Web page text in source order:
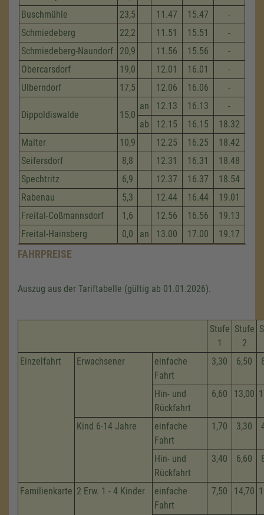
Buschmühle
23,5 11.47 15.47
-
Schmiedeberg
22,2 11.51 15.51
-
Schmiedeberg-Naundorf
20,9 11.56 15.56
-
Obercarsdorf
19,0 12.01 16.01
-
Ulberndorf
17,5 12.06 16.06 -
Dippoldiswalde 15,0
an 12.13 16.13
-
ab
12.15 16.15
18.32
Malter
10,9 12.25 16.25
18.42
Seifersdorf
8,8 12.31 16.31
18.48
Spechtritz
6,9 12.37 16.37
18.54
Rabenau
5,3 12.44 16.44
19.01
Freital-Coßmannsdorf
1,6 12.56 16.56
19.13
Freital-Hainsberg
0,0 an 13.00 17.00 19.17
FAHRPREISE
Auszug aus der Tariftabelle (gültig ab 01.01.2026).
Stufe
1
Stufe
2
Einzelfahrt Erwachsener
einfache
Fahrt
3,30 6,50
Hin- und
Rückfahrt
6,60 13,00
Kind 6-14 Jahre
einfache
Fahrt
1,70 3,30
Hin- und
Rückfahrt
3,40 6,60
Familienkarte 2 Erw. 1 - 4 Kinder
einfache
Fahrt
7,50 14,70